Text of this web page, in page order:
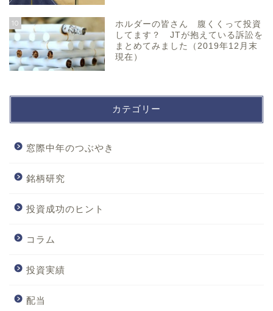
10
ホルダーの皆さん 腹くくって投資
してます？ JTが抱えている訴訟を
まとめてみました（2019年12月末
現在）
カテゴリー
窓際中年のつぶやき
銘柄研究
投資成功のヒント
コラム
投資実績
配当